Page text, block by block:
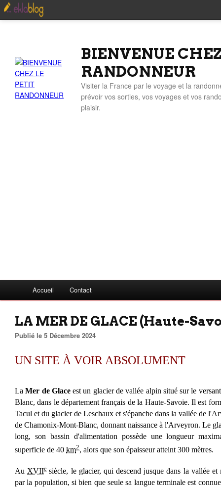
BIENVENUE
RANDONNEUR
Visiter la France par le voyage et la
prévoir vos sorties, vos voyages et vos
plaisir.
Accueil Contact
LA MER DE GLACE (Haute-
Publié le 5 Décembre 2024
UN SITE À VOIR ABSOLUMENT
LaMer de Glaceest un glacier de vallée alpin situé sur le
Blanc, dans le département français de la Haute-Savoie. Il est
Tacul et du glacier de Leschaux et s'épanche dans la vallée de
de Chamonix-Mont-Blanc, donnant naissance à l'Arveyron. Le
long, son bassin d'alimentation possède une longueur
superficie de 40 km2, alors que son épaisseur atteint 300 mètres.
Au XVIIe siècle, le glacier, qui descend jusque dans la vallée et
par la population, si bien que seule sa langue terminale est